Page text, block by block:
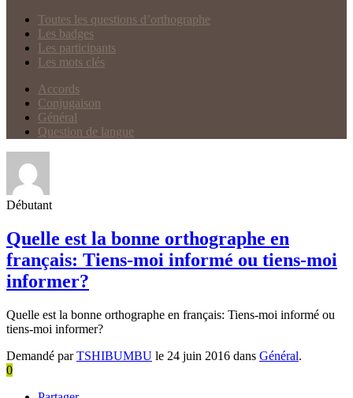
Toutes les questions d’orthographe
Les badges
Les participants
Les mots clés
Accords
Conjugaison
Général
Question de langue
Débutant
Quelle est la bonne orthographe en
français: Tiens-moi informé ou tiens-moi
informer?
Quelle est la bonne orthographe en français: Tiens-moi informé ou
tiens-moi informer?
Demandé parTSHIBUMBU le 24 juin 2016 dans Général.
0